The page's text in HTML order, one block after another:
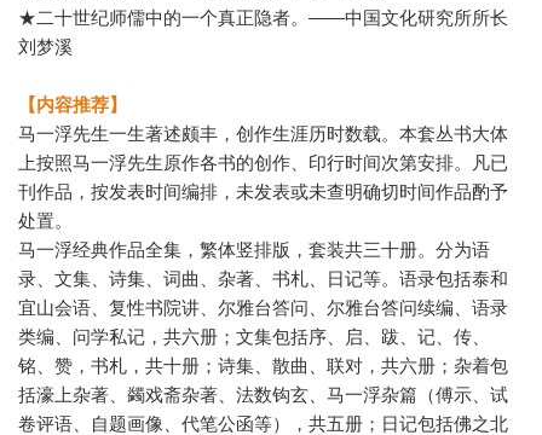
★二十世纪师儒中的一个真正隐者。——中国文化研究所所长
刘梦溪
【内容推荐】
马一浮先生一生著述颇丰，创作生涯历时数载。本套丛书大体
上按照马一浮先生原作各书的创作、印行时间次第安排。凡已
刊作品，按发表时间编排，未发表或未查明确切时间作品酌予
处置。
马一浮经典作品全集，繁体竖排版，套装共三十册。分为语
录、文集、诗集、词曲、杂著、书札、日记等。语录包括泰和
宜山会语、复性书院讲、尔雅台答问、尔雅台答问续编、语录
类编、问学私记，共六册；文集包括序、启、跋、记、传、
铭、赞，书札，共十册；诗集、散曲、联对，共六册；杂着包
括濠上杂著、蠲戏斋杂著、法数钩玄、马一浮杂篇（傅示、试
卷评语、自题画像、代笔公函等），共五册；日记包括佛之北